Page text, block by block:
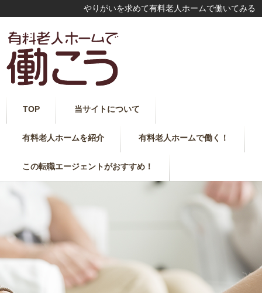
やりがいを求めて有料老人ホームで働いてみる
TOP 当サイトについて
有料老人ホームを紹介 有料老人ホームで働く！
この転職エージェントがおすすめ！